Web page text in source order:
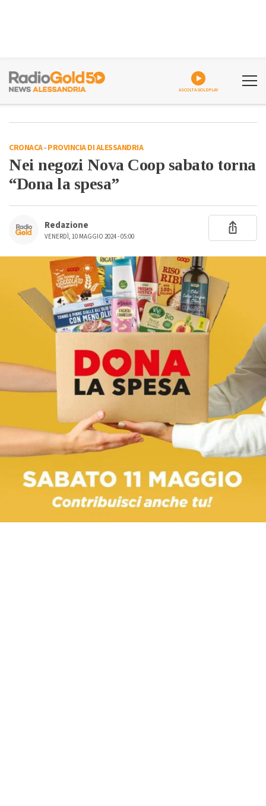
ASCOLTA GOLDPLAY
CRONACA-PROVINCIA DI ALESSANDRIA
Nei negozi Nova Coop sabato torna
“Dona la spesa”
Redazione
VENERDÌ, 10 MAGGIO 2024 - 05:00